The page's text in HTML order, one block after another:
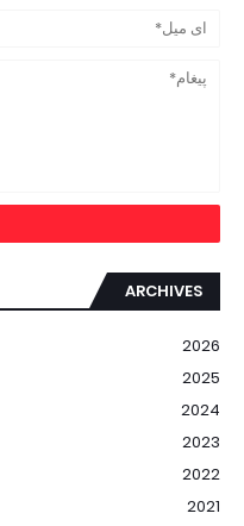
ARCHIVES
2026
2025
2024
2023
2022
2021